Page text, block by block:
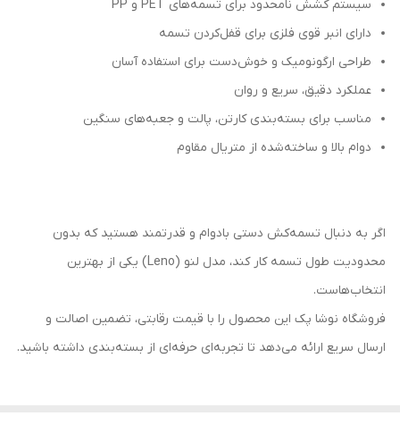
سیستم کشش نامحدود برای تسمه‌های PET و PP
دارای انبر قوی فلزی برای قفل‌کردن تسمه
طراحی ارگونومیک و خوش‌دست برای استفاده آسان
عملکرد دقیق، سریع و روان
مناسب برای بسته‌بندی کارتن، پالت و جعبه‌های سنگین
دوام بالا و ساخته‌شده از متریال مقاوم
اگر به دنبال تسمه‌کش دستی بادوام و قدرتمند هستید که بدون
محدودیت طول تسمه کار کند، مدل لنو (Leno) یکی از بهترین
انتخاب‌هاست.
فروشگاه نوشا پک این محصول را با قیمت رقابتی، تضمین اصالت و
ارسال سریع ارائه می‌دهد تا تجربه‌ای حرفه‌ای از بسته‌بندی داشته باشید.